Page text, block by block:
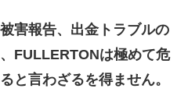
害報告、出金トラブルの
FULLERTONは極めて危
と言わざるを得ません。